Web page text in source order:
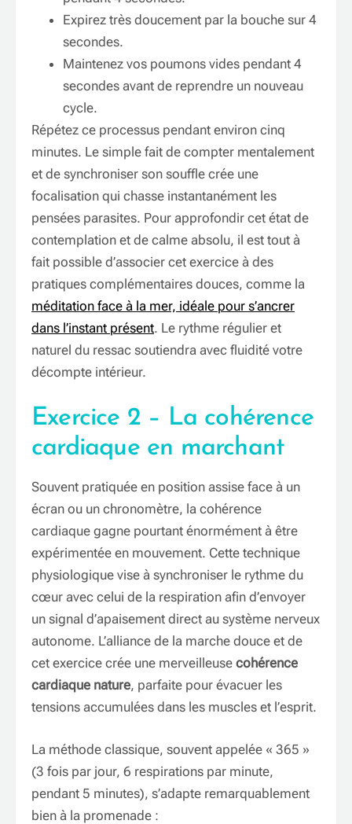
Expirez très doucement par la bouche sur 4
secondes.
Maintenez vos poumons vides pendant 4
secondes avant de reprendre un nouveau
cycle.
Répétez ce processus pendant environ cinq
minutes. Le simple fait de compter mentalement
et de synchroniser son souffle crée une
focalisation qui chasse instantanément les
pensées parasites. Pour approfondir cet état de
contemplation et de calme absolu, il est tout à
fait possible d’associer cet exercice à des
pratiques complémentaires douces, comme la
méditation face à la mer, idéale pour s’ancrer
dans l’instant présent. Le rythme régulier et
naturel du ressac soutiendra avec fluidité votre
décompte intérieur.
Exercice 2 – La cohérence
cardiaque en marchant
Souvent pratiquée en position assise face à un
écran ou un chronomètre, la cohérence
cardiaque gagne pourtant énormément à être
expérimentée en mouvement. Cette technique
physiologique vise à synchroniser le rythme du
cœur avec celui de la respiration afin d’envoyer
un signal d’apaisement direct au système nerveux
autonome. L’alliance de la marche douce et de
cet exercice crée une merveilleuse cohérence
cardiaque nature, parfaite pour évacuer les
tensions accumulées dans les muscles et l’esprit.
La méthode classique, souvent appelée « 365 »
(3 fois par jour, 6 respirations par minute,
pendant 5 minutes), s’adapte remarquablement
bien à la promenade :